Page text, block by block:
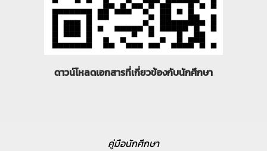
ดาวน์โหลดเอกสารที่เกี่ยวข้องกับนักศึกษา
คู่มือนักศึกษา